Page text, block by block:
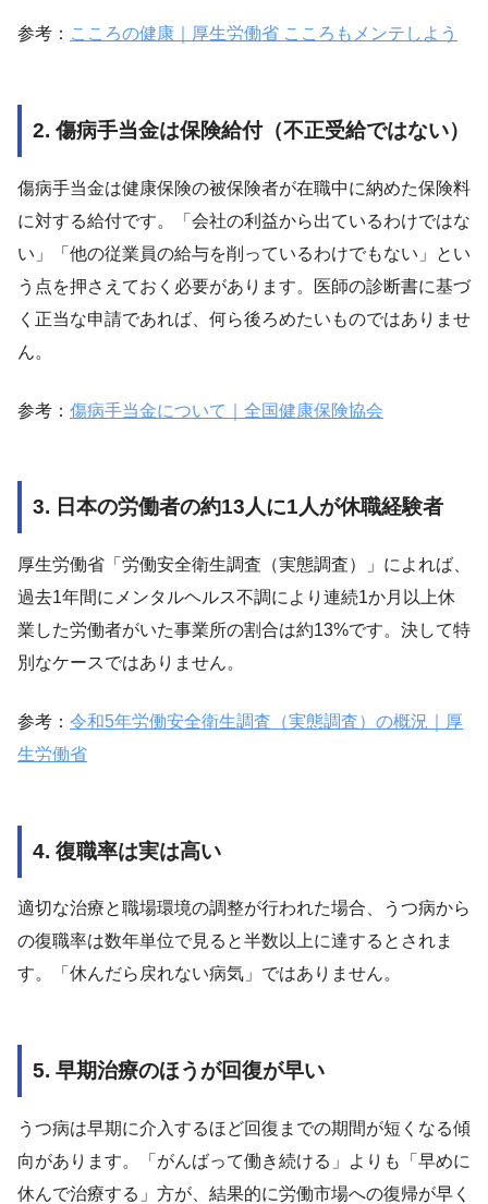
参考： こころの健康｜厚生労働省 こころもメンテしよう
2. 傷病手当金は保険給付（不正受給ではない）
傷病手当金は健康保険の被保険者が在職中に納めた保険料
に対する給付です。「会社の利益から出ているわけではな
い」「他の従業員の給与を削っているわけでもない」とい
う点を押さえておく必要があります。医師の診断書に基づ
く正当な申請であれば、何ら後ろめたいものではありませ
ん。
参考： 傷病手当金について｜全国健康保険協会
3. 日本の労働者の約13人に1人が休職経験者
厚生労働省「労働安全衛生調査（実態調査）」によれば、
過去1年間にメンタルヘルス不調により連続1か月以上休
業した労働者がいた事業所の割合は約13%です。決して特
別なケースではありません。
参考： 令和5年労働安全衛生調査（実態調査）の概況｜厚
生労働省
4. 復職率は実は高い
適切な治療と職場環境の調整が行われた場合、うつ病から
の復職率は数年単位で見ると半数以上に達するとされま
す。「休んだら戻れない病気」ではありません。
5. 早期治療のほうが回復が早い
うつ病は早期に介入するほど回復までの期間が短くなる傾
向があります。「がんばって働き続ける」よりも「早めに
休んで治療する」方が、結果的に労働市場への復帰が早く